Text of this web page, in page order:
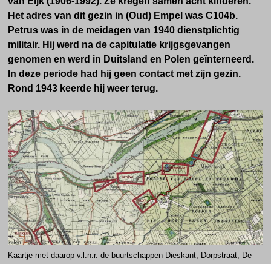
Het adres van dit gezin in (Oud) Empel was C104b.
Petrus was in de meidagen van 1940 dienstplichtig
militair. Hij werd na de capitulatie krijgsgevangen
genomen en werd in Duitsland en Polen geïnterneerd.
In deze periode had hij geen contact met zijn gezin.
Rond 1943 keerde hij weer terug.
Kaartje met daarop v.l.n.r. de buurtschappen Dieskant, Dorpstraat, De